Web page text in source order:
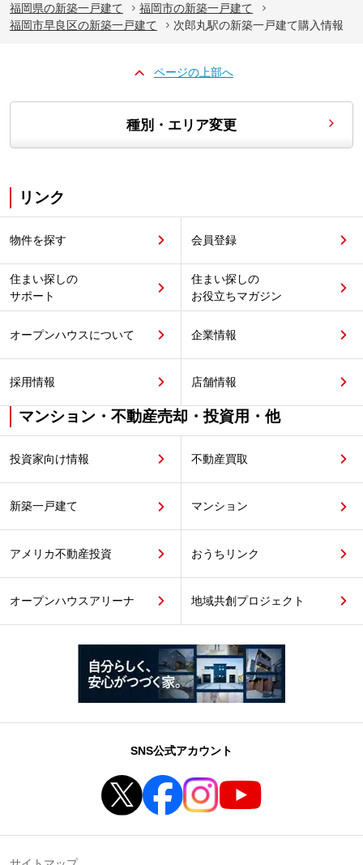
福岡県の新築一戸建て
福岡市の新築一戸建て
福岡市早良区の新築一戸建て
次郎丸駅の新築一戸建て購入情報
ページの上部へ
種別・エリア変更
リンク
物件を探す 会員登録
住まい探しの
サポート
住まい探しの
お役立ちマガジン
オープンハウスについて 企業情報
採用情報 店舗情報
マンション・不動産売却・投資用・他
投資家向け情報 不動産買取
新築一戸建て マンション
アメリカ不動産投資 おうちリンク
オープンハウスアリーナ 地域共創プロジェクト
SNS公式アカウント